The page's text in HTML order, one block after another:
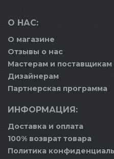
О НАС:
О магазине
Отзывы о нас
Мастерам и поставщикам
Дизайнерам
Партнерская программа
ИНФОРМАЦИЯ:
Доставка и оплата
100% возврат товара
Политика